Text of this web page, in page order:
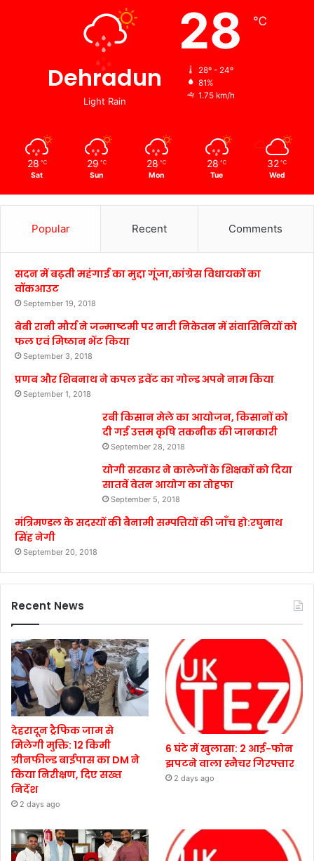
Dehradun
Light Rain
28 ℃
28º - 24º
81%
1.75 km/h
28 ℃
Sat
29 ℃
Sun
28 ℃
Mon
28 ℃
Tue
32 ℃
Wed
Popular Recent Comments
सदन में बढ़ती महंगाई का मुद्दा गूंजा,कांग्रेस विधायकों का
वॉकआउट
September 19, 2018
बेबी रानी मौर्य ने जन्माष्टमी पर नारी निकेतन में संवासिनियों को
फल एवं मिष्ठान भेंट किया
September 3, 2018
प्रणब और शिबनाथ ने कपल इवेंट का गोल्ड अपने नाम किया
September 1, 2018
रबी किसान मेले का आयोजन, किसानों को
दी गई उत्तम कृषि तकनीक की जानकारी
September 28, 2018
योगी सरकार ने कालेजों के शिक्षकों को दिया
सातवें वेतन आयोग का तोहफा
September 5, 2018
मंत्रिमण्डल के सदस्यों की बैनामी सम्पत्तियों की जाँच हो:रघुनाथ
सिंह नेगी
September 20, 2018
Recent News
देहरादून ट्रैफिक जाम से
मिलेगी मुक्ति: 12 किमी
ग्रीनफील्ड बाईपास का DM ने
किया निरीक्षण, दिए सख्त
निर्देश
2 days ago
6 घंटे में खुलासा: 2 आई-फोन
झपटने वाला स्नैचर गिरफ्तार
2 days ago